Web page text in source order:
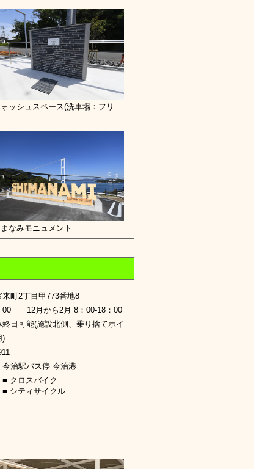
ッシュスペース(洗車場：フリ
なみモニュメント
町2丁目甲773番地8
00 12月から2月 8：00-18：00
日可能(施設北側、乗り捨てポイ
)
今治駅バス停 今治港
■ クロスバイク
■ シティサイクル